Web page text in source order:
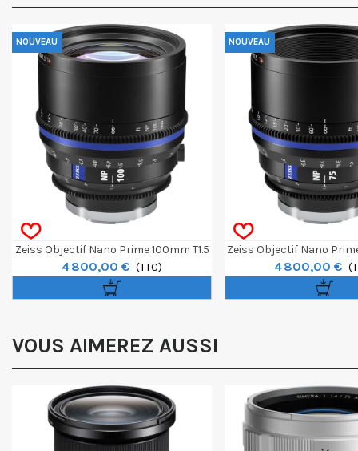
NOUVEAU
Zeiss Objectif Nano Prime 100mm T1.5
- E-Mount Feet
4 800,00 € (TTC)
NOUVEAU
Zeiss Objectif Nano
E-Mount
4 800,00 €
VOUS AIMEREZ AUSSI